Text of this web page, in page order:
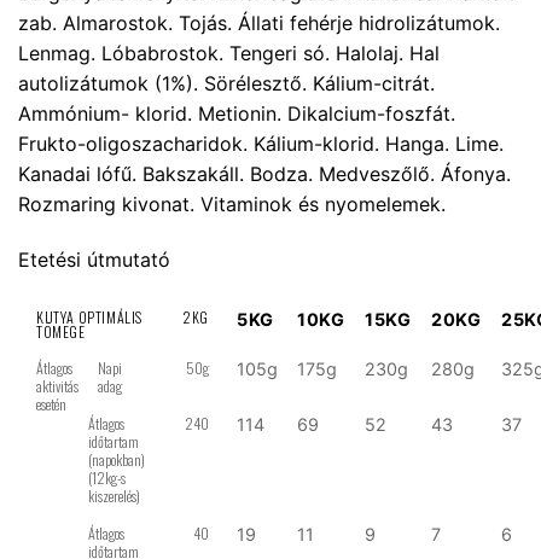
zab. Almarostok. Tojás. Állati fehérje hidrolizátumok.
Lenmag. Lóbabrostok. Tengeri só. Halolaj. Hal
autolizátumok (1%). Sörélesztő. Kálium-citrát.
Ammónium- klorid. Metionin. Dikalcium-foszfát.
Frukto-oligoszacharidok. Kálium-klorid. Hanga. Lime.
Kanadai lófű. Bakszakáll. Bodza. Medveszőlő. Áfonya.
Rozmaring kivonat. Vitaminok és nyomelemek.
Etetési útmutató
KUTYA OPTIMÁLIS
TÖMEGE
2KG 5KG 10KG 15KG 20KG
Átlagos
aktivitás
esetén
Napi
adag
50g 105g 175g 230g 280g
Átlagos
időtartam
(napokban)
(12kg-s
kiszerelés)
240 114 69 52 43 37
Átlagos
időtartam
40 19 11 9 7 6